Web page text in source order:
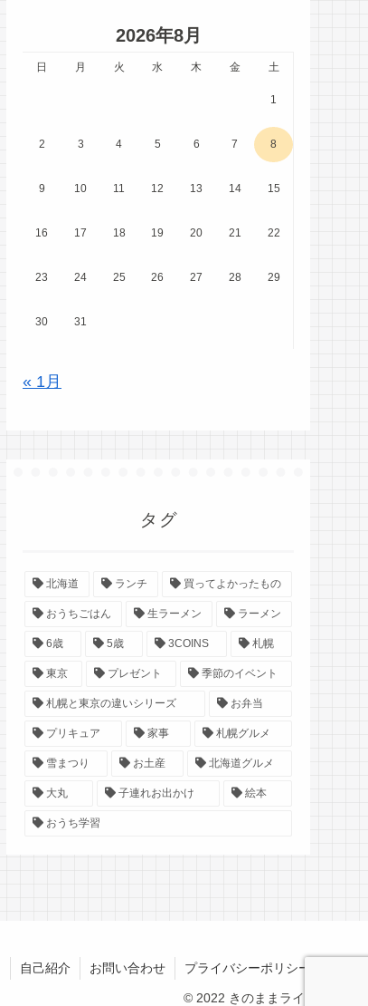
2026年8月
日 月 火 水 木 金 土
1
2 3 4 5 6 7 8
9 10 11 12 13 14 15
16 17 18 19 20 21 22
23 24 25 26 27 28 29
30 31
« 1月
タグ
北海道 ランチ 買ってよかったもの
おうちごはん 生ラーメン ラーメン
6歳 5歳 3COINS 札幌
東京 プレゼント 季節のイベント
札幌と東京の違いシリーズ お弁当
プリキュア 家事 札幌グルメ
雪まつり お土産 北海道グルメ
大丸 子連れお出かけ 絵本
おうち学習
自己紹介 お問い合わせ プライバシーポリシー
© 2022 きのままライフ.